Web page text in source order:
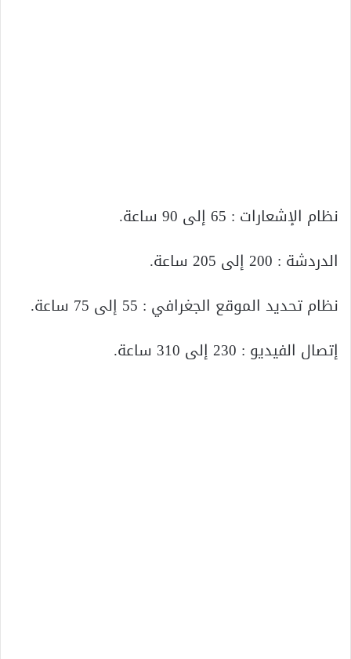
نظام الإشعارات : 65 إلى 90 ساعة.
الدردشة : 200 إلى 205 ساعة.
نظام تحديد الموقع الجغرافي : 55 إلى 75 ساعة.
إتصال الفيديو : 230 إلى 310 ساعة.